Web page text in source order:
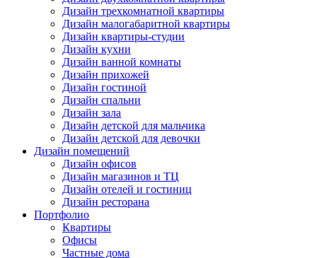
Дизайн трехкомнатной квартиры
Дизайн малогабаритной квартиры
Дизайн квартиры-студии
Дизайн кухни
Дизайн ванной комнаты
Дизайн прихожей
Дизайн гостиной
Дизайн спальни
Дизайн зала
Дизайн детской для мальчика
Дизайн детской для девочки
Дизайн помещений
Дизайн офисов
Дизайн магазинов и ТЦ
Дизайн отелей и гостиниц
Дизайн ресторана
Портфолио
Квартиры
Офисы
Частные дома